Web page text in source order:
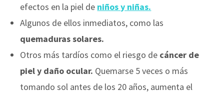
efectos en la piel de niños y niñas.
Algunos de ellos inmediatos, como las
quemaduras solares.
Otros más tardíos como el riesgo de cáncer de
piel y daño ocular. Quemarse 5 veces o más
tomando sol antes de los 20 años, aumenta el